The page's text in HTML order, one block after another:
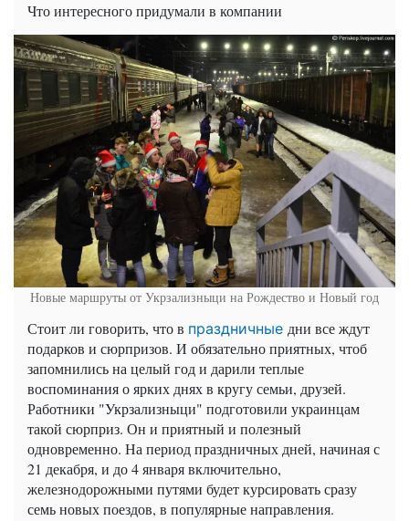
Что интересного придумали в компании
Новые маршруты от Укрзализныци на Рождество и Новый год
Стоит ли говорить, что в праздничные дни все ждут
подарков и сюрпризов. И обязательно приятных, чтоб
запомнились на целый год и дарили теплые
воспоминания о ярких днях в кругу семьи, друзей.
Работники "Укрзализныци" подготовили украинцам
такой сюрприз. Он и приятный и полезный
одновременно. На период праздничных дней, начиная с
21 декабря, и до 4 января включительно,
железнодорожными путями будет курсировать сразу
семь новых поездов, в популярные направления.